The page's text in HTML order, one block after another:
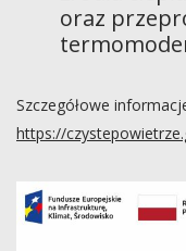
oraz
Szczegółowe
https://